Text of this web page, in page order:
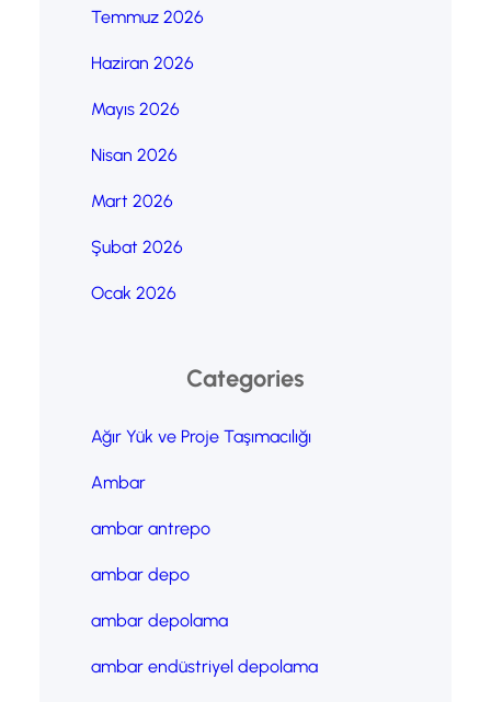
Temmuz 2026
Haziran 2026
Mayıs 2026
Nisan 2026
Mart 2026
Şubat 2026
Ocak 2026
Categories
Ağır Yük ve Proje Taşımacılığı
Ambar
ambar antrepo
ambar depo
ambar depolama
ambar endüstriyel depolama